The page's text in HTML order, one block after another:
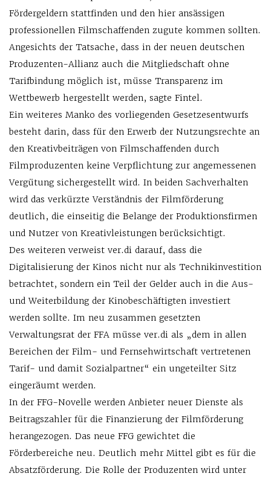
Fördergeldern stattfinden und den hier ansässigen
professionellen Filmschaffenden zugute kommen sollten.
Angesichts der Tatsache, dass in der neuen deutschen
Produzenten-Allianz auch die Mitgliedschaft ohne
Tarifbindung möglich ist, müsse Transparenz im
Wettbewerb hergestellt werden, sagte Fintel.
Ein weiteres Manko des vorliegenden Gesetzesentwurfs
besteht darin, dass für den Erwerb der Nutzungsrechte an
den Kreativbeiträgen von Filmschaffenden durch
Filmproduzenten keine Verpflichtung zur angemessenen
Vergütung sichergestellt wird. In beiden Sachverhalten
wird das verkürzte Verständnis der Filmförderung
deutlich, die einseitig die Belange der Produktionsfirmen
und Nutzer von Kreativleistungen berücksichtigt.
Des weiteren verweist ver.di darauf, dass die
Digitalisierung der Kinos nicht nur als Technikinvestition
betrachtet, sondern ein Teil der Gelder auch in die Aus-
und Weiterbildung der Kinobeschäftigten investiert
werden sollte. Im neu zusammen gesetzten
Verwaltungsrat der FFA müsse ver.di als „dem in allen
Bereichen der Film- und Fernsehwirtschaft vertretenen
Tarif- und damit Sozialpartner“ ein ungeteilter Sitz
eingeräumt werden.
In der FFG-Novelle werden Anbieter neuer Dienste als
Beitragszahler für die Finanzierung der Filmförderung
herangezogen. Das neue FFG gewichtet die
Förderbereiche neu. Deutlich mehr Mittel gibt es für die
Absatzförderung. Die Rolle der Produzenten wird unter